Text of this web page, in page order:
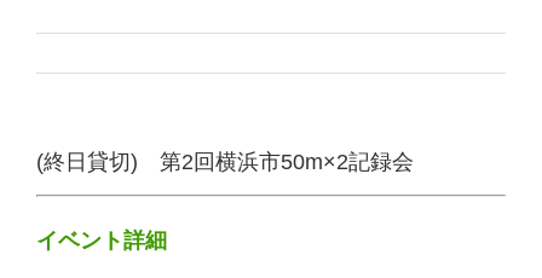
(終日貸切) 第2回横浜市50m×2記録会
イベント詳細